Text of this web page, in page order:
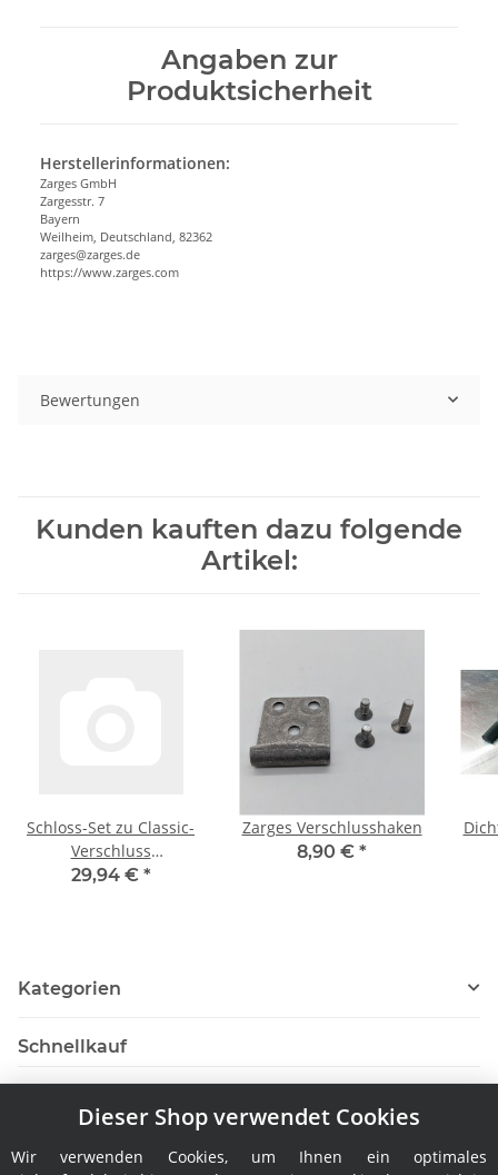
Angaben zur
Produktsicherheit
Herstellerinformationen:
Zarges GmbH
Zargesstr. 7
Bayern
Weilheim, Deutschland, 82362
zarges@zarges.de
https://www.zarges.com
Bewertungen
Kunden kauften dazu folgende
Artikel:
Schloss-Set zu Classic-
Verschluss
(gleichschließend, bis
29,94 € *
Zarges Verschlusshaken
8,90 € *
Kategorien
Schnellkauf
Dieser Shop verwendet Cookies
Wir verwenden Cookies, um Ihnen ein optimales